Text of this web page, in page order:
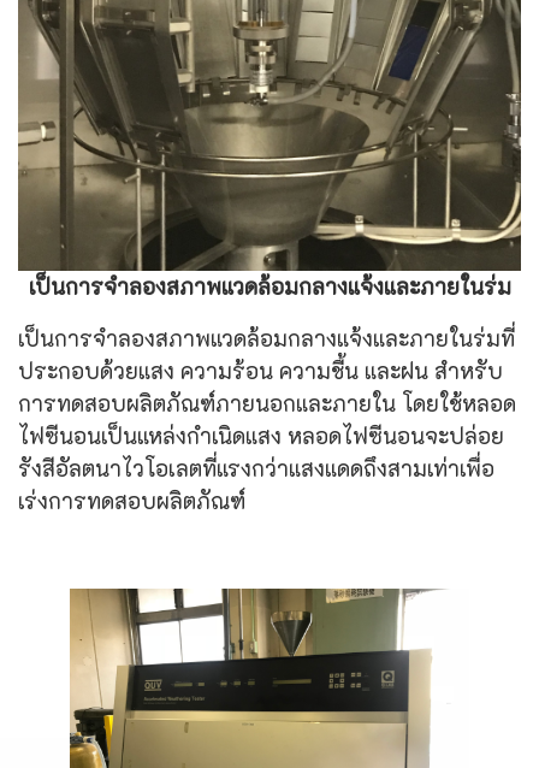
เป็นการจำลองสภาพแวดล้อมกลางแจ้งและภายในร่ม
เป็นการจำลองสภาพแวดล้อมกลางแจ้งและภายในร่มที่
ประกอบด้วยแสง ความร้อน ความชื้น และฝน สำหรับ
การทดสอบผลิตภัณฑ์ภายนอกและภายใน โดยใช้หลอด
ไฟซีนอนเป็นแหล่งกำเนิดแสง หลอดไฟซีนอนจะปล่อย
รังสีอัลตนาไวโอเลตที่แรงกว่าแสงแดดถึงสามเท่าเพื่อ
เร่งการทดสอบผลิตภัณฑ์